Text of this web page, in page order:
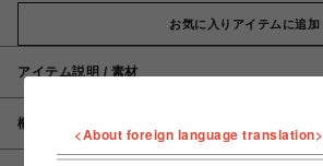
お気に入りアイテムに追加
アイテム説明 / 素材
概要
<About foreign language translation>